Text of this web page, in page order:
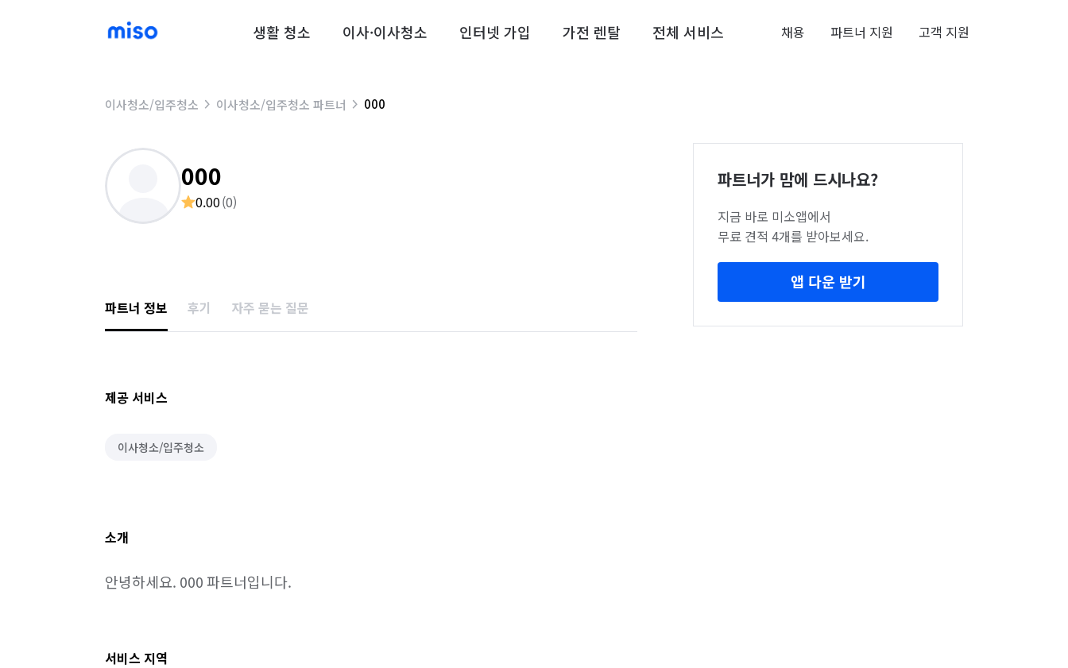
생활 청소 이사·이사청소 인터넷 가입 가전 렌탈 전체 서비스 채용 파트너 지원 고객 지원
이사청소/입주청소 이사청소/입주청소 파트너 000
000
0.00(0)
파트너 정보 후기 자주 묻는 질문
제공 서비스
이사청소/입주청소
소개
안녕하세요. 000 파트너입니다.
서비스 지역
파트너가 맘에 드시나요?
지금 바로 미소앱에서
무료 견적 4개를 받아보세요.
앱 다운 받기